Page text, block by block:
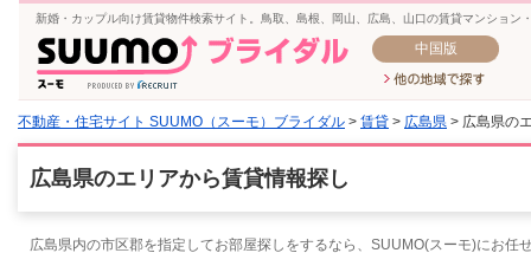
新婚・カップル向け賃貸物件検索サイト。鳥取、島根、岡山、広島、山口の賃貸マンション
中国版
不動産・住宅サイト SUUMO（スーモ）ブライダル > 賃貸 > 広島県 > 広島県の
広島県のエリアから賃貸情報探し
広島県内の市区郡を指定してお部屋探しをするなら、SUUMO(スーモ)にお